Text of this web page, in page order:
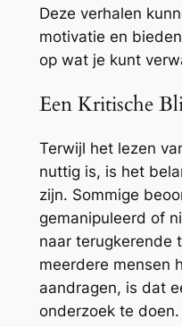
Deze verhalen
motivatie en
op wat je kunt
Een Kritische
Terwijl het lezen
nuttig is, is het
zijn. Sommige
gemanipuleerd of
naar terugkerende
meerdere mensen
aandragen, is dat
onderzoek te doen.